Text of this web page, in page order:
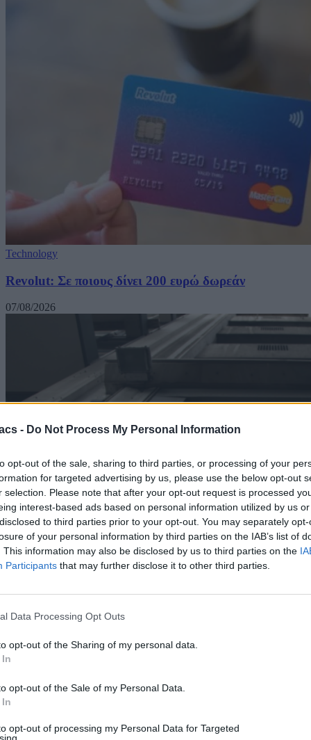
- Do Not Process My Personal Information
opt-out of the sale, sharing to third parties, or processing of your
for targeted advertising by us, please use the below opt-out
selection. Please note that after your opt-out request is processed
interest-based ads based on personal information utilized by us
to third parties prior to your opt-out. You may separately
of your personal information by third parties on the IAB’s list of
This information may also be disclosed by us to third parties on the
Participants that may further disclose it to other third parties.
Data Processing Opt Outs
opt-out of the Sharing of my personal data.
opt-out of the Sale of my Personal Data.
opt-out of processing my Personal Data for Targeted
Technology
Revolut: Σε ποιους δίνει 200 ευρώ δωρεάν
07/08/2026
Technology
H Vodafone δίνει 130 εκ. ευρώ στη ΔΕΗ για τη νέα
εταιρεία οπτικών ινών
07/08/2026